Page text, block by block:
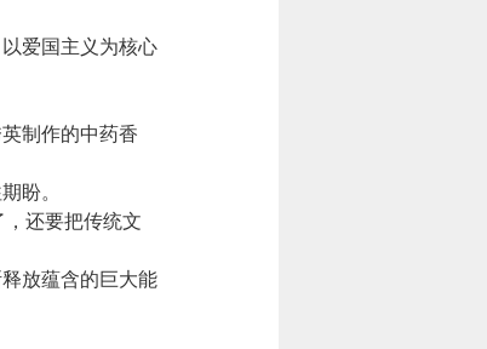
爱国主义为核心
制作的中药香
盼。
还要把传统文
放蕴含的巨大能